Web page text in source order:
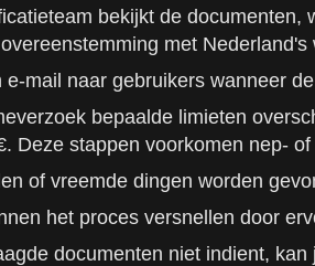
bekijkt de
met
e-mail naar gebruikers wanneer
bepaalde limieten
Deze stappen voorkomen nep-
of vreemde dingen worden
het proces versnellen door
documenten niet indient,